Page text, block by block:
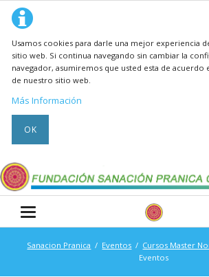
Usamos cookies para darle una mejor experiencia
sitio web. Si continua navegando sin cambiar la
navegador, asumiremos que usted esta de acuerdo
de nuestro sitio web.
Más Información
OK
Sanacion Pranica Eventos Cursos Master
Eventos